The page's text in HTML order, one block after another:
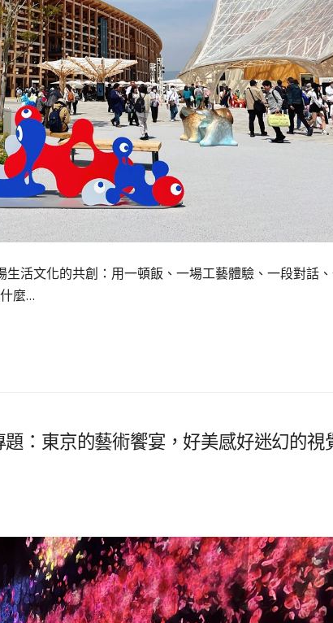
活文化的共創：用一頓飯、一場工藝體驗、一段對話
麼…
題：東京的藝術饗宴，好美感好迷幻的視